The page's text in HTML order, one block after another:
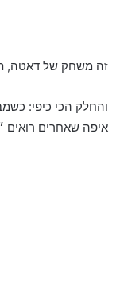
זה משחק של דאטה,
והחלק הכי כיפי:
איפה שאחרים